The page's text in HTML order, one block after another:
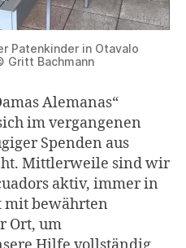
Patenkinder in Otavalo
Gritt Bachmann
Alemanas“
im vergangenen
Spenden aus
Mittlerweile sind wir
aktiv, immer in
mit bewährten
Ort, um